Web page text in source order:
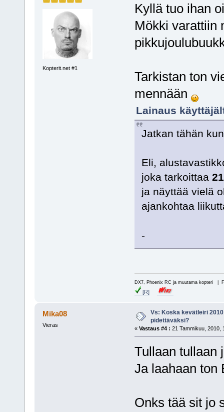
Kopterit.net #1
Kyllä tuo ihan
Mökki varattiin
Tarkistan ton
mennään
Lainaus
Jatkan tähän
Eli,
joka tarkoittaa
ja näyttää vielä
ajankohtaa
-
DX7, Phoenix RC ja muutama kopteri |
[R]
Mika08
Vieras
Vs: Koska kevätleiri
pidettäväksi?
« Vastaus #4 : 21 Tammikuu, 2010,
Tullaan tullaan
Ja laahaan
Onks tää sit jo